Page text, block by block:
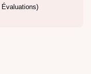
Évaluations)